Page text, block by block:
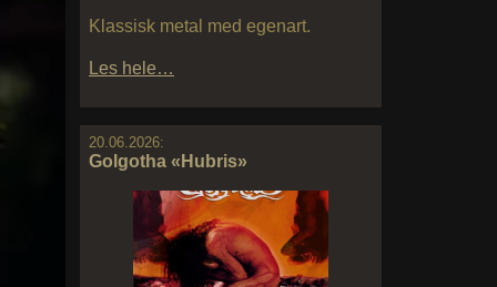
Klassisk metal med egenart.
Les hele…
20.06.2026:
Golgotha «Hubris»